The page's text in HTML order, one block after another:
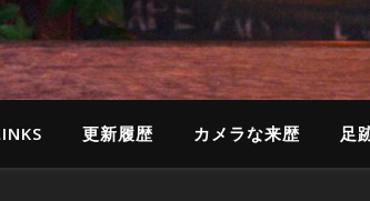
更新履歴 カメラな来歴 足